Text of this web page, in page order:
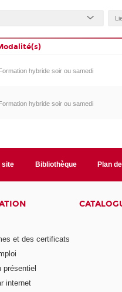
hybride soir ou samedi
hybride soir ou samedi
site Bibliothèque Plan
et des certificats
présentiel
internet